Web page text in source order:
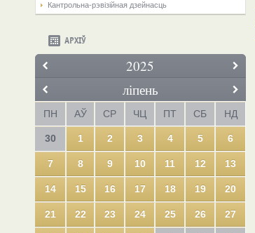
Кантрольна-рэвізійная дзейнасць
АРХІЎ
2025
ліпень
ПН АЎ СР ЧЦ ПТ СБ НД
30 1 2 3 4 5 6
7 8 9 10 11 12 13
14 15 16 17 18 19 20
21 22 23 24 25 26 27